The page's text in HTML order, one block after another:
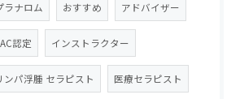
ラナロム おすすめ アドバイザー
認定 インストラクター
ンパ浮腫 セラピスト 医療セラピスト